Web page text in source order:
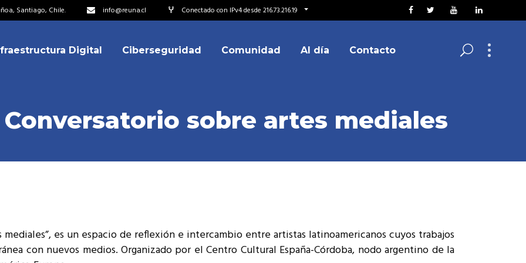
Santiago, Chile. info@reuna.cl Conectado con IPv4 desde 216.73.216.19
de Colaboración
Digital Ciberseguridad Comunidad Al día Contacto
Conversatorio sobre artes mediales
mediales”, es un espacio de reflexión e intercambio entre artistas latinoamericanos cuyos trabajos
con nuevos medios. Organizado por el Centro Cultural España-Córdoba, nodo argentino de la